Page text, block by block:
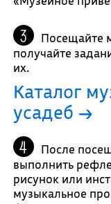
Посещайте
получайте
их.
Каталог
усадеб →
После
выполнить
рисунок или
музыкальное